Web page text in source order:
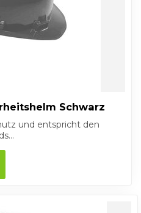
Schwarz
und entspricht den